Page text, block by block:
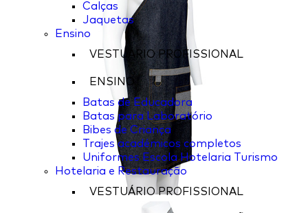
Calças
Jaquetas
Ensino
VESTUÁRIO PROFISSIONAL
ENSINO
Batas de Educadora
Batas para Laboratório
Bibes de Criança
Trajes académicos completos
Uniformes Escola Hotelaria Turismo
Hotelaria e Restauração
VESTUÁRIO PROFISSIONAL